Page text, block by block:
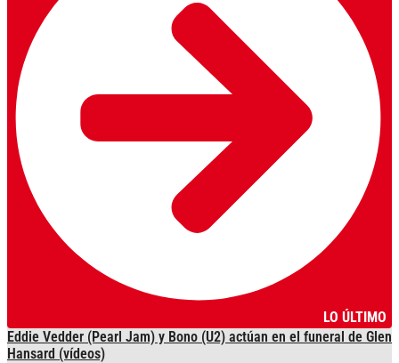
LO ÚLTIMO
Eddie Vedder (Pearl Jam) y Bono (U2) actúan en el funeral de Glen
Hansard (vídeos)